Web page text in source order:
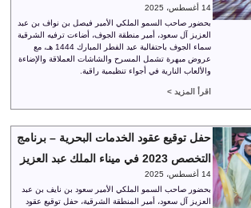
14 أغسطس، 2025
بحضور صاحب السمو الملكي الأمير فيصل بن نواف بن عبد
العزيز آل سعود، أمير منطقة الجوف، أضاءت ترفيه الشرقية
سماء الجوف باحتفالية عيد الفطر المبارك 1444 هـ، مع
عروض مبهرة تشمل المسرح والشاشات العملاقة والإضاءة
والألعاب النارية في أجواء تنظيمية راقية.
اقرأ المزيد >
حفل توقيع عقود الخدمات البحرية – برنامج
التخصص 2023 في ميناء الملك عبد العزيز
14 أغسطس، 2025
بحضور صاحب السمو الملكي الأمير سعود بن نايف بن عبد
العزيز آل سعود، أمير المنطقة الشرقية، حفل توقيع عقود